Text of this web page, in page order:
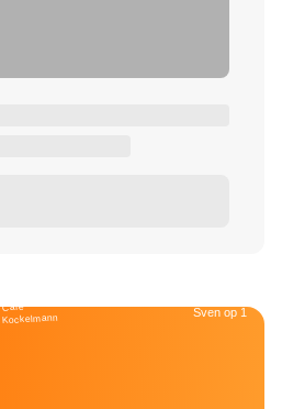
Café
Kockelmann Sven op 1